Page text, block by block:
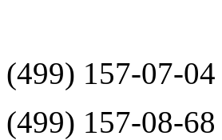
(499) 157-07-04
(499) 157-08-68